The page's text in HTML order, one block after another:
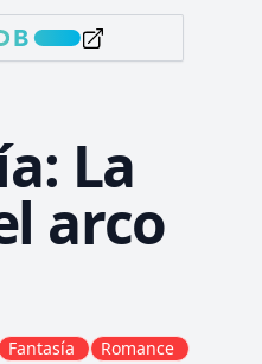
La
arco
Fantasía Romance